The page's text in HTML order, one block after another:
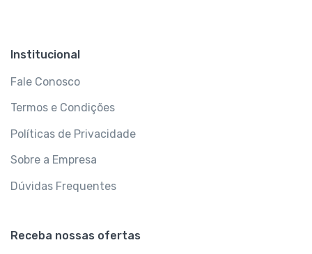
Institucional
Fale Conosco
Termos e Condições
Políticas de Privacidade
Sobre a Empresa
Dúvidas Frequentes
Receba nossas ofertas